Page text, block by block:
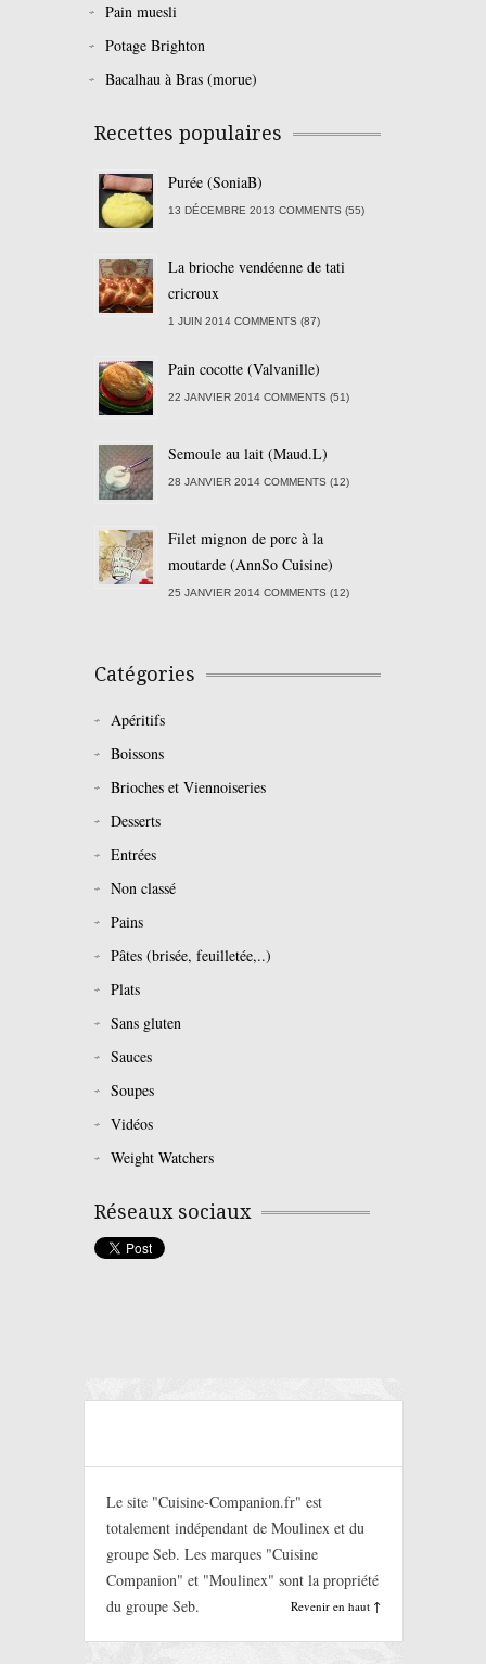
Pain muesli
Potage Brighton
Bacalhau à Bras (morue)
Recettes populaires
Purée (SoniaB)
13 DÉCEMBRE 2013 COMMENTS (55)
La brioche vendéenne de tati
cricroux
1 JUIN 2014 COMMENTS (87)
Pain cocotte (Valvanille)
22 JANVIER 2014 COMMENTS (51)
Semoule au lait (Maud.L)
28 JANVIER 2014 COMMENTS (12)
Filet mignon de porc à la
moutarde (AnnSo Cuisine)
25 JANVIER 2014 COMMENTS (12)
Catégories
Apéritifs
Boissons
Brioches et Viennoiseries
Desserts
Entrées
Non classé
Pains
Pâtes (brisée, feuilletée,..)
Plats
Sans gluten
Sauces
Soupes
Vidéos
Weight Watchers
Réseaux sociaux
Le site "Cuisine-Companion.fr" est
totalement indépendant de Moulinex et du
groupe Seb. Les marques "Cuisine
Companion" et "Moulinex" sont la propriété
du groupe Seb.
Revenir en haut ↑